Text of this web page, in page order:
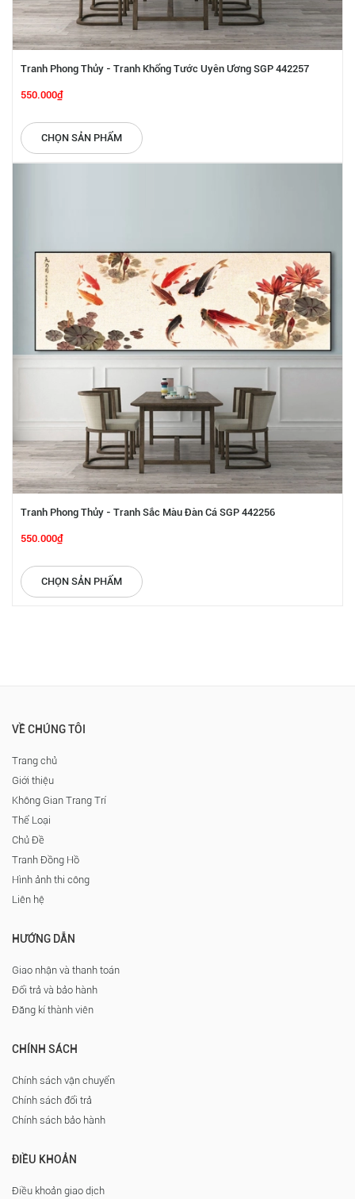
Tranh Phong Thủy - Tranh Khổng Tước Uyên Ương SGP 442257
550.000₫
CHỌN SẢN PHẨM
Tranh Phong Thủy - Tranh Sắc Màu Đàn Cá SGP 442256
550.000₫
CHỌN SẢN PHẨM
VỀ CHÚNG TÔI
Trang chủ
Giới thiệu
Không Gian Trang Trí
Thể Loại
Chủ Đề
Tranh Đồng Hồ
Hình ảnh thi công
Liên hệ
HƯỚNG DẪN
Giao nhận và thanh toán
Đổi trả và bảo hành
Đăng kí thành viên
CHÍNH SÁCH
Chính sách vận chuyển
Chính sách đổi trả
Chính sách bảo hành
ĐIỀU KHOẢN
Điều khoản giao dịch